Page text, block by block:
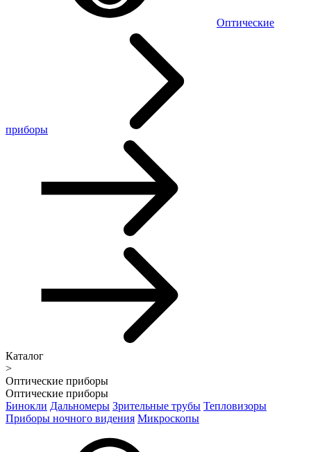
Оптические
приборы
Каталог
>
Оптические приборы
Оптические приборы
Бинокли Дальномеры Зрительные трубы Тепловизоры
Приборы ночного видения Микроскопы